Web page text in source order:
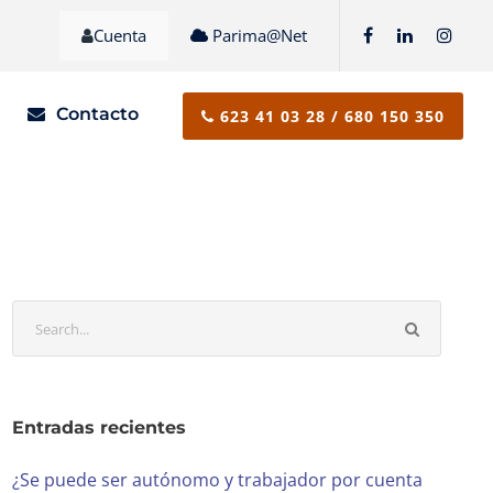
Cuenta Parima@Net
Contacto 623 41 03 28 / 680 150 350
Entradas recientes
¿Se puede ser autónomo y trabajador por cuenta